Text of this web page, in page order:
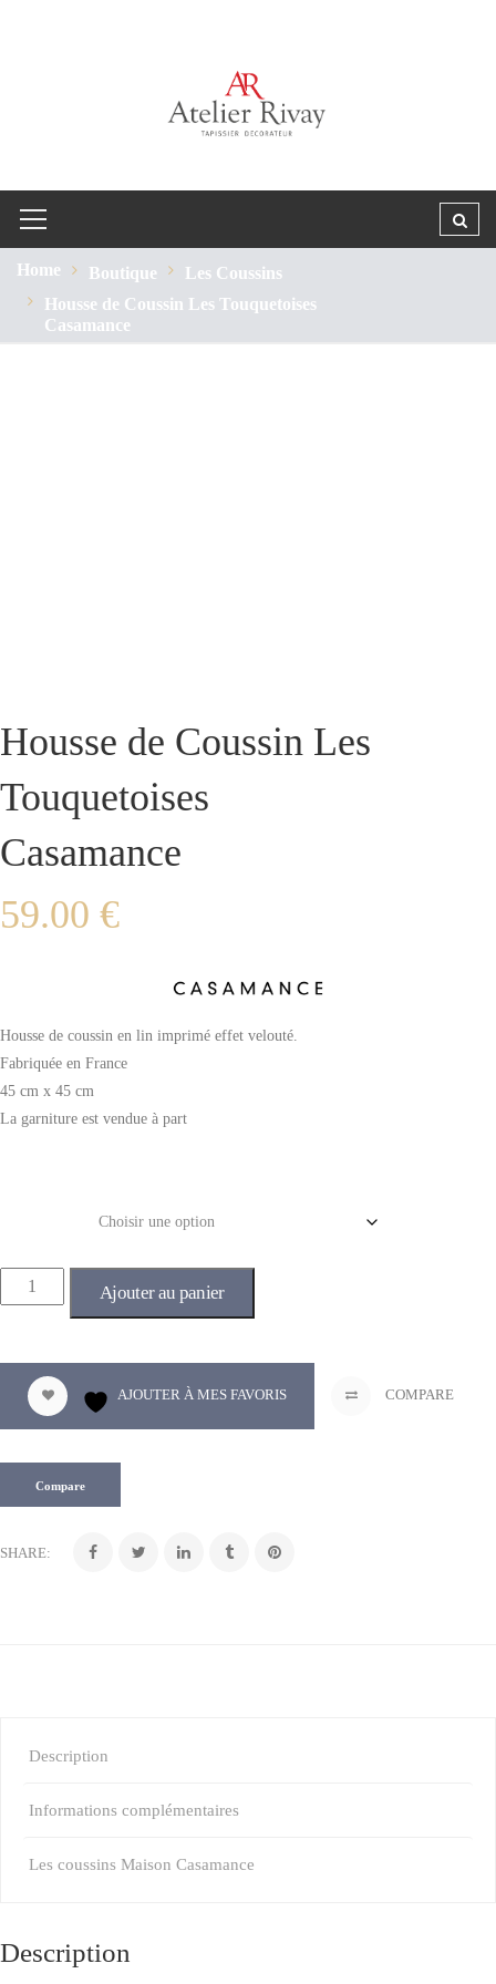
Home Boutique
Les Coussins
Housse de Coussin Les Touquetoises
Casamance
Housse de Coussin Les
Touquetoises
Casamance
59.00 €
Housse de coussin en lin imprimé effet velouté.
Fabriquée en France
45 cm x 45 cm
La garniture est vendue à part
Ajouter au panier
AJOUTER À MES FAVORIS COMPARE
Compare
SHARE:
Description
Informations complémentaires
Les coussins Maison Casamance
Description